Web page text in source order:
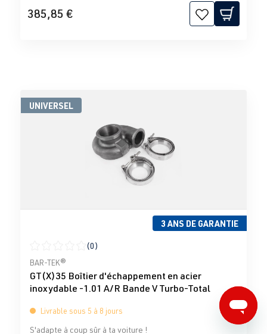
385,85 €
UNIVERSEL
3 ANS DE GARANTIE
Note moyenne de 0 sur 5 étoiles
(0)
BAR-TEK®
GT(X)35 Boîtier d'échappement en acier
inoxydable -1.01 A/R Bande V Turbo-Total
Livrable sous 5 à 8 jours
S'adapte à coup sûr à ta voiture !